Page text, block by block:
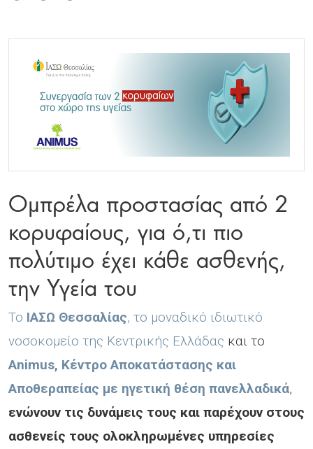
Ομπρέλα προστασίας από 2
κορυφαίους, για ό,τι πιο
πολύτιμο έχει κάθε ασθενής,
την Υγεία του
Το ΙΑΣΩ Θεσσαλίας, το μοναδικό ιδιωτικό
νοσοκομείο της Κεντρικής Ελλάδας και το
Animus, Κέντρο Αποκατάστασης και
Αποθεραπείας με ηγετική θέση πανελλαδικά,
ενώνουν τις δυνάμεις τους και παρέχουν στους
ασθενείς τους ολοκληρωμένες υπηρεσίες